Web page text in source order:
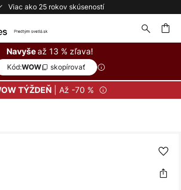
Viac ako 25 rokov skúseností
Navyšeaž 13 % zľava!
Kód:WOW skopírovať
TÝŽDEŇ| Až -70 %